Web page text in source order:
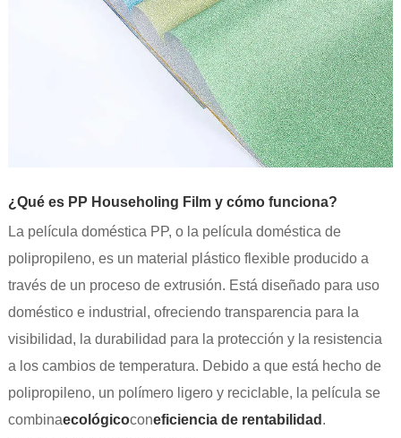
¿Qué es PP Householing Film y cómo funciona?
La película doméstica PP, o la película doméstica de
polipropileno, es un material plástico flexible producido a
través de un proceso de extrusión. Está diseñado para uso
doméstico e industrial, ofreciendo transparencia para la
visibilidad, la durabilidad para la protección y la resistencia
a los cambios de temperatura. Debido a que está hecho de
polipropileno, un polímero ligero y reciclable, la película se
combinaecológicoconeficiencia de rentabilidad .